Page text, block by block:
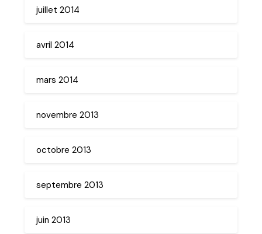
juillet 2014
avril 2014
mars 2014
novembre 2013
octobre 2013
septembre 2013
juin 2013